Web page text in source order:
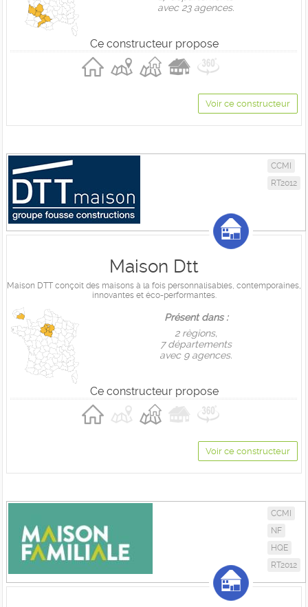
avec 23 agences.
Ce constructeur propose
Voir ce constructeur
CCMI
RT2012
Maison Dtt
Maison DTT conçoit des maisons à la fois personnalisables, contemporaines,
innovantes et éco-performantes.
Présent dans :
2 règions,
7 départements
avec 9 agences.
Ce constructeur propose
Voir ce constructeur
CCMI
NF
HQE
RT2012